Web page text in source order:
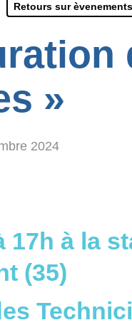
Retours sur èvenements
»
2024
17h à la
(35)